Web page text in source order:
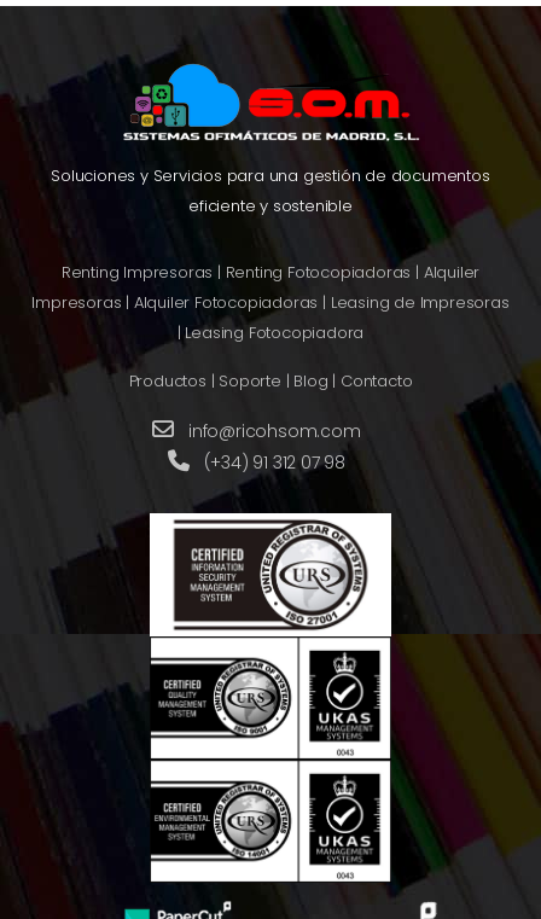
Soluciones y Servicios para una gestión de documentos
eficiente y sostenible
Renting Impresoras | Renting Fotocopiadoras | Alquiler
Impresoras | Alquiler Fotocopiadoras | Leasing de Impresoras
|Leasing Fotocopiadora
Productos | Soporte | Blog | Contacto
info@ricohsom.com
(+34) 91 312 07 98